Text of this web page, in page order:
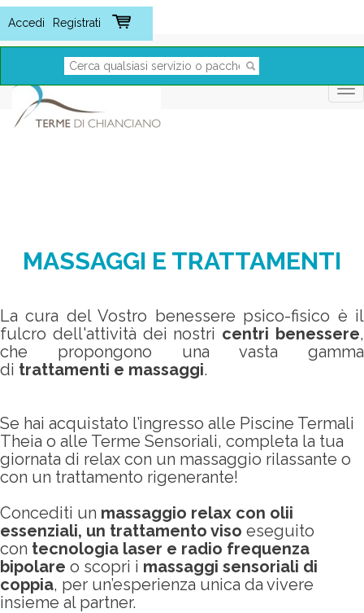
MASSAGGI E TRATTAMENTI
La cura del Vostro benessere psico-fisico è il
fulcro dell'attività dei nostri centri benessere,
che propongono una vasta gamma
di trattamenti e massaggi.
Se hai acquistato l’ingresso alle Piscine Termali
Theia o alle Terme Sensoriali, completa la tua
giornata di relax con un massaggio rilassante o
con un trattamento rigenerante!
Concediti un massaggio relax con olii
essenziali, un trattamento viso eseguito
con tecnologia laser e radio frequenza
bipolare o scopri i massaggi sensoriali di
coppia, per un’esperienza unica da vivere
insieme al partner.